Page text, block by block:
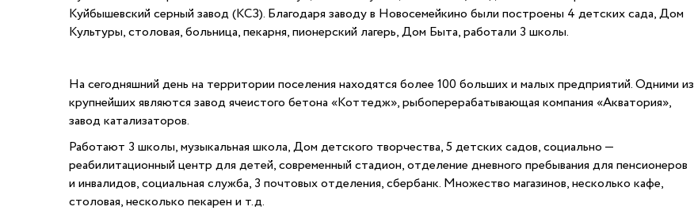
Куйбышевский серный завод (КСЗ). Благодаря заводу в Новосемейкино были построены 4 детских сада, Дом
Культуры, столовая, больница, пекарня, пионерский лагерь, Дом Быта, работали 3 школы.
На сегодняшний день на территории поселения находятся более 100 больших и малых предприятий. Одними из
крупнейших являются завод ячеистого бетона «Коттедж», рыбоперерабатывающая компания «Акватория»,
завод катализаторов.
Работают 3 школы, музыкальная школа, Дом детского творчества, 5 детских садов, социально —
реабилитационный центр для детей, современный стадион, отделение дневного пребывания для пенсионеров
и инвалидов, социальная служба, 3 почтовых отделения, сбербанк. Множество магазинов, несколько кафе,
столовая, несколько пекарен и т.д.